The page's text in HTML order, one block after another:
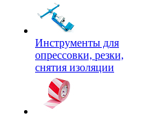
Инструменты для
опрессовки, резки,
снятия изоляции